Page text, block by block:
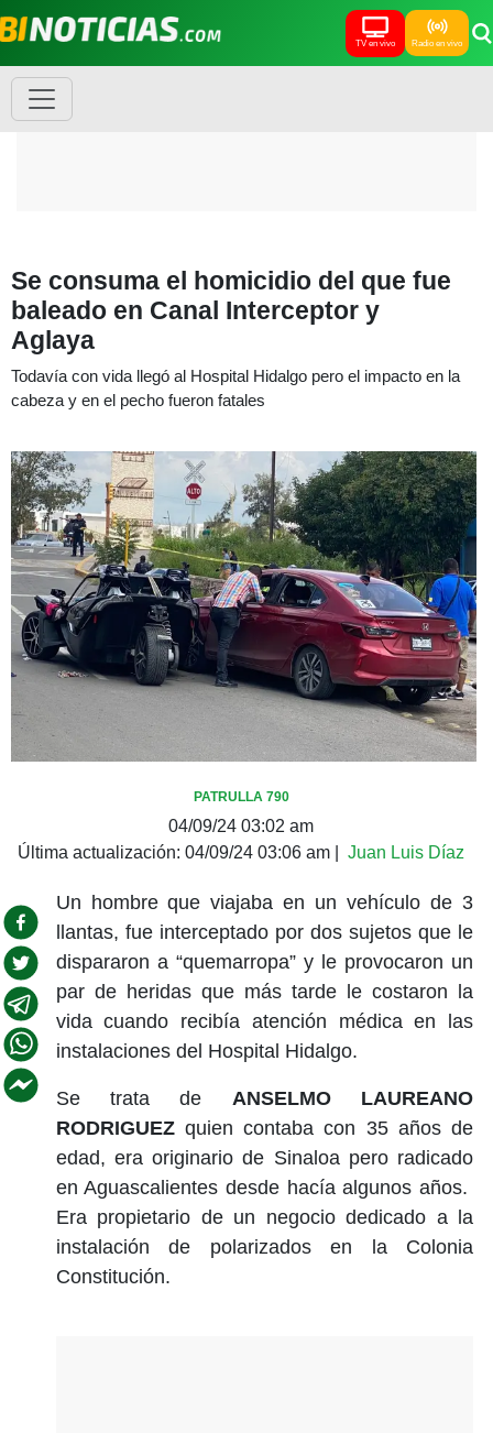
TV en vivo Radio en vivo
Se consuma el homicidio del que fue
baleado en Canal Interceptor y
Aglaya
Todavía con vida llegó al Hospital Hidalgo pero el impacto en la
cabeza y en el pecho fueron fatales
PATRULLA 790
04/09/24 03:02 am
Última actualización: 04/09/24 03:06 am Juan Luis Díaz
Un hombre que viajaba en un vehículo de 3
llantas, fue interceptado por dos sujetos que le
dispararon a “quemarropa” y le provocaron un
par de heridas que más tarde le costaron la
vida cuando recibía atención médica en las
instalaciones del Hospital Hidalgo.
Se trata de ANSELMO LAUREANO
RODRIGUEZquien contaba con 35 años de
edad, era originario de Sinaloa pero radicado
en Aguascalientes desde hacía algunos años.
Era propietario de un negocio dedicado a la
instalación de polarizados en la Colonia
Constitución.